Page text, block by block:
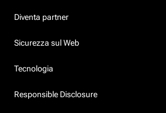
Diventa partner
Sicurezza sul Web
Tecnologia
Responsible Disclosure